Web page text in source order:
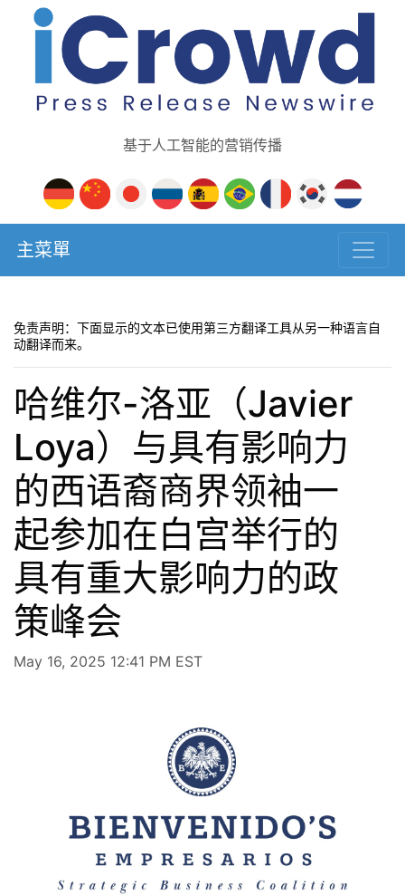
基于人工智能的营销传播
主菜單
免责声明：下面显示的文本已使用第三方翻译工具从另一种语言自
动翻译而来。
哈维尔-洛亚（Javier
Loya）与具有影响力
的西语裔商界领袖一
起参加在白宫举行的
具有重大影响力的政
策峰会
May 16, 2025 12:41 PM EST